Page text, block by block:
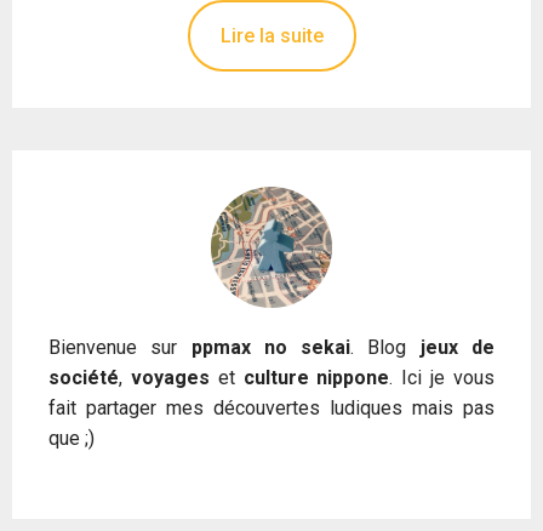
Lire la suite
Bienvenue sur ppmax no sekai. Blog jeux de
société, voyages et culture nippone. Ici je vous
fait partager mes découvertes ludiques mais pas
que ;)